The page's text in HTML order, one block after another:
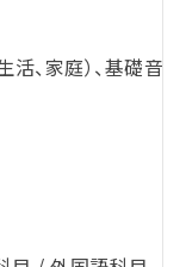
活、家庭）、基礎音